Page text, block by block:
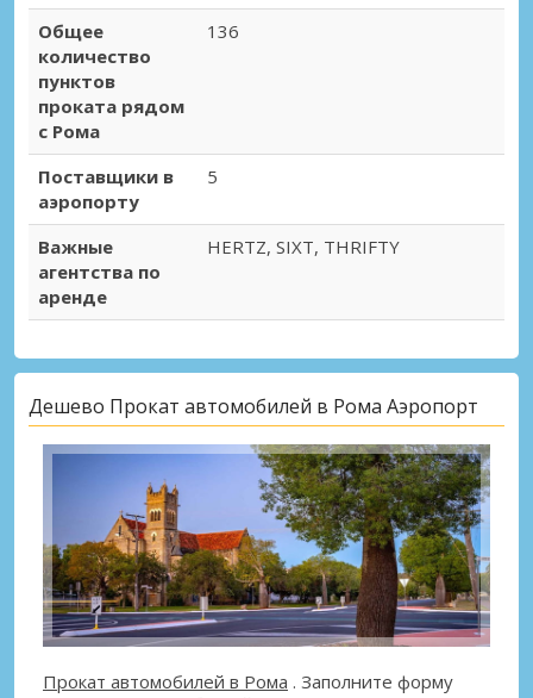
Общее
количество
пунктов
проката рядом
с Рома
136
Поставщики в
аэропорту
5
Важные
агентства по
аренде
HERTZ, SIXT, THRIFTY
Дешево Прокат автомобилей в Рома Аэропорт
Прокат автомобилей в Рома . Заполните форму